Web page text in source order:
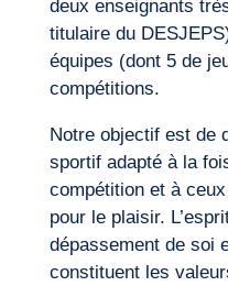
deux enseignants
titulaire du
équipes (dont 5 de
compétitions.
Notre objectif est de
sportif adapté à la
compétition et à
pour le plaisir.
dépassement de soi
constituent les